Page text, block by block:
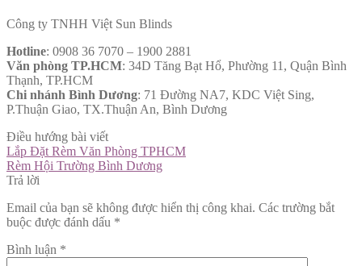
Công ty TNHH Việt Sun Blinds
Hotline: 0908 36 7070 – 1900 2881
Văn phòng TP.HCM: 34D Tăng Bạt Hổ, Phường 11, Quận Bình
Thạnh, TP.HCM
Chi nhánh Bình Dương: 71 Đường NA7, KDC Việt Sing,
P.Thuận Giao, TX.Thuận An, Bình Dương
Điều hướng bài viết
Lắp Đặt Rèm Văn Phòng TPHCM
Rèm Hội Trường Bình Dương
Trả lời
Email của bạn sẽ không được hiển thị công khai. Các trường bắt
buộc được đánh dấu *
Bình luận *